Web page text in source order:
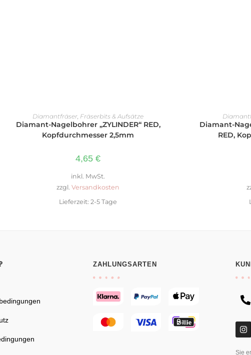
AUSFÜHRUNG WÄHLEN
Diamantfräser Fräserbits & Aufsätze
Diamant-Nagelbohrer „ZYLINDER“ RED,
Kopfdurchmesser 2,5mm
4,65 €
inkl. MwSt.
zzgl. Versandkosten
Lieferzeit: 2-5 Tage
Diamant-
RED,
ZAHLUNGSARTEN
Sie